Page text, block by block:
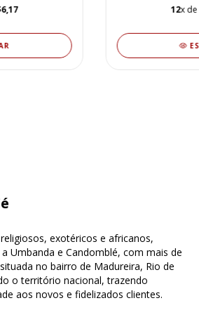
12x de
exotéricos e africanos,
Umbanda e Candomblé, com mais de
no bairro de Madureira, Rio de
o território nacional, trazendo
aos novos e fidelizados clientes.